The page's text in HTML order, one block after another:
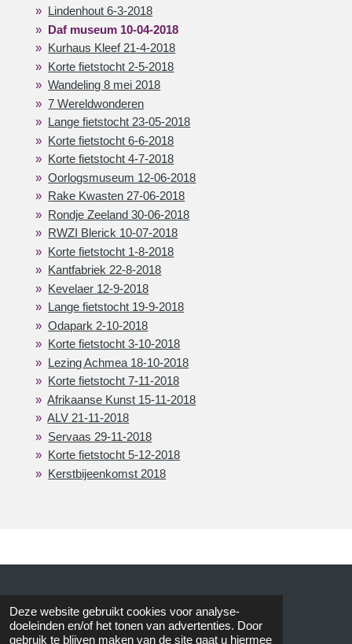
Deze website gebruikt cookies voor analyse-
doeleinden en/of het tonen van advertenties. Door
gebruik te blijven maken van de site gaat u hiermee
Lindenhout 6-3-2018
Daf museum 10-04-2018
Kurhaus Kleef 21-4-2018
Korte fietstocht 2-5-2018
Wandeling 8 mei 2018
7 Wereldwonderen
Lange fietstocht 23-05-2018
Korte fietstocht 6-6-2018
Korte fietstocht 4-7-2018
Oorlogsmuseum 12-06-2018
Rake Kwasten 27-06-2018
Rondje Zeeland 30-06-2018
RWZI Blerick 10-07-2018
Korte fietstocht 1-8-2018
Kantfabriek 22-8-2018
Kevelaer 12-9-2018
Lange fietstocht 19-9-2018
Odapark 2-10-2018
Korte fietstocht 3-10-2018
Lezing Achmea 18-10-2018
Korte fietstocht 7-11-2018
Afrikaanse Kunst 15-11-2018
ALV 21-11-2018
Servaas 29-11-2018
Korte fietstocht 5-12-2018
Kerstbijeenkomst 2018
© 2015 AVOS